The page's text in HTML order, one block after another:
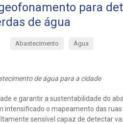
para
de água
Abastecimento Água
de água para a cidade
e garantir a sustentabilidade do
o mapeamento das
sensível capaz de detectar